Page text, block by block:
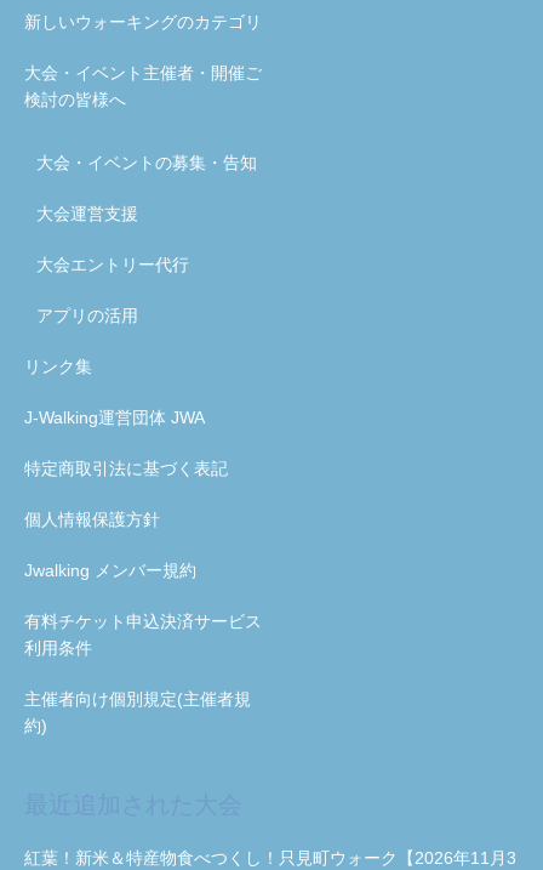
新しいウォーキングのカテゴリ
大会・イベント主催者・開催ご
検討の皆様へ
大会・イベントの募集・告知
大会運営支援
大会エントリー代行
アプリの活用
リンク集
J-Walking運営団体 JWA
特定商取引法に基づく表記
個人情報保護方針
Jwalking メンバー規約
有料チケット申込決済サービス
利用条件
主催者向け個別規定(主催者規
約)
紅葉！新米＆特産物食べつくし！只見町ウォーク【2026年11月3